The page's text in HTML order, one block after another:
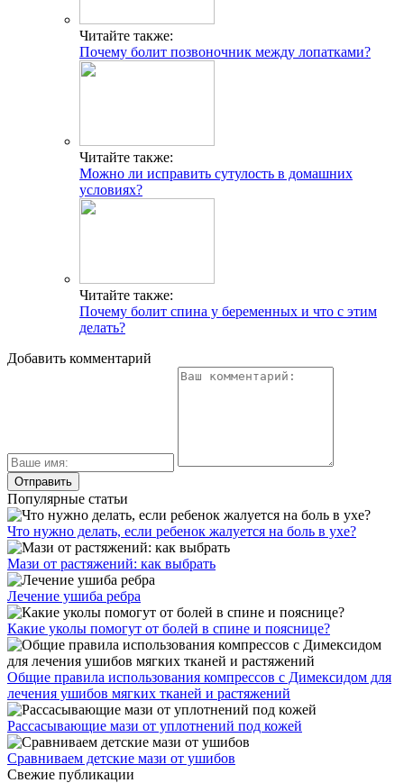
Читайте также:
Почему болит позвоночник между лопатками?
Читайте также:
Можно ли иcправить сутулость в домашних
условиях?
Читайте также:
Почему болит спина у беременных и что с этим
делать?
Добавить комментарий
Популярные статьи
Что нужно делать, если ребенок жалуется на боль в ухе?
Мази от растяжений: как выбрать
Лечение ушиба ребра
Какие уколы помогут от болей в спине и пояснице?
Общие правила использования компрессов с Димексидом для
лечения ушибов мягких тканей и растяжений
Рассасывающие мази от уплотнений под кожей
Сравниваем детские мази от ушибов
Свежие публикации